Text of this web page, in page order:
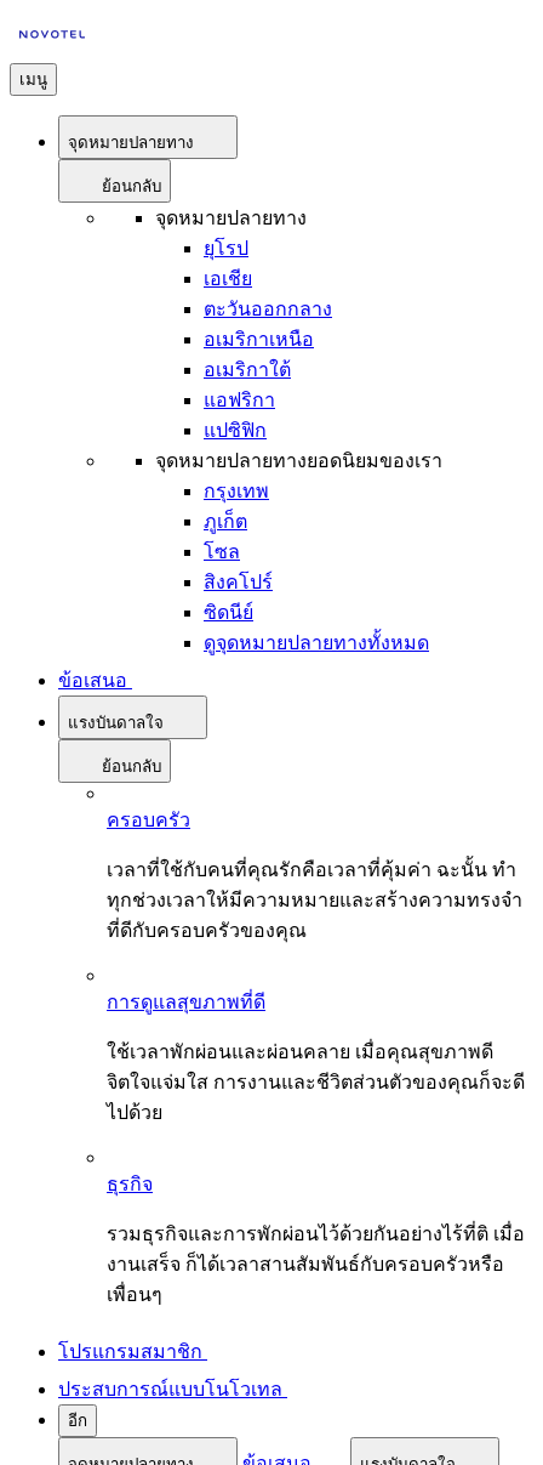
เมนู
จุดหมายปลายทาง
ย้อนกลับ
จุดหมายปลายทาง
ยุโรป
เอเชีย
ตะวันออกกลาง
อเมริกาเหนือ
อเมริกาใต้
แอฟริกา
แปซิฟิก
จุดหมายปลายทางยอดนิยมของเรา
กรุงเทพ
ภูเก็ต
โซล
สิงคโปร์
ซิดนีย์
ดูจุดหมายปลายทางทั้งหมด
ข้อเสนอ
แรงบันดาลใจ
ย้อนกลับ
ครอบครัว
เวลาที่ใช้กับคนที่คุณรักคือเวลาที่คุ้มค่า ฉะนั้น ทำ
ทุกช่วงเวลาให้มีความหมายและสร้างความทรงจำ
ที่ดีกับครอบครัวของคุณ
การดูแลสุขภาพที่ดี
ใช้เวลาพักผ่อนและผ่อนคลาย เมื่อคุณสุขภาพดี
จิตใจแจ่มใส การงานและชีวิตส่วนตัวของคุณก็จะดี
ไปด้วย
ธุรกิจ
รวมธุรกิจและการพักผ่อนไว้ด้วยกันอย่างไร้ที่ติ เมื่อ
งานเสร็จ ก็ได้เวลาสานสัมพันธ์กับครอบครัวหรือ
เพื่อนๆ
โปรแกรมสมาชิก
ประสบการณ์แบบโนโวเทล
อีก